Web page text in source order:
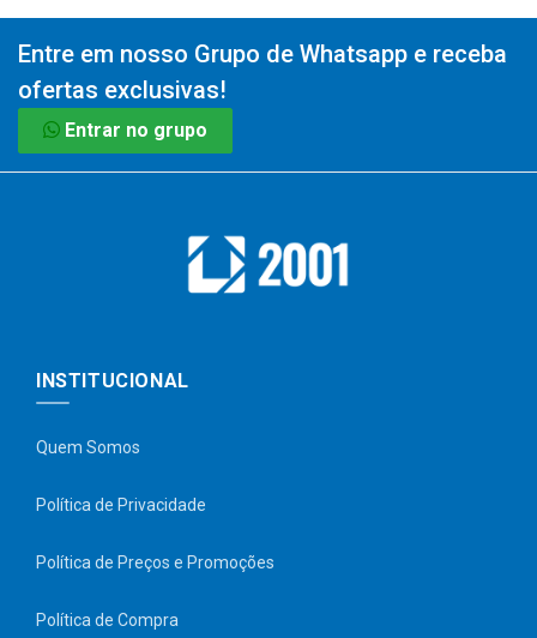
Entre em nosso Grupo de Whatsapp e receba
ofertas exclusivas!
Entrar no grupo
INSTITUCIONAL
Quem Somos
Política de Privacidade
Política de Preços e Promoções
Política de Compra